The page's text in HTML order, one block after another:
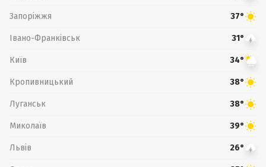
Запоріжжя 37°
Івано-Франківськ 31°
Київ 34°
Кропивницький 38°
Луганськ 38°
Миколаїв 39°
Львів 26°